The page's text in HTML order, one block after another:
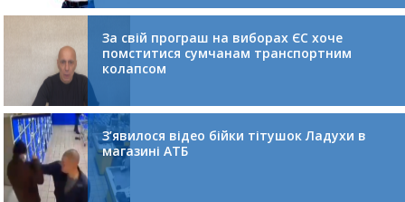
За свій програш на виборах ЄС хоче
помститися сумчанам транспортним
колапсом
З’явилося відео бійки тітушок Ладухи в
магазині АТБ